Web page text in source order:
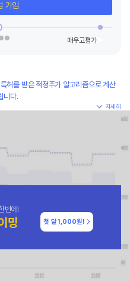
가입
허를 받은 적정주가 알고리즘으로 계산
니다.
자세히
번에!
밍 첫 달1,000원!